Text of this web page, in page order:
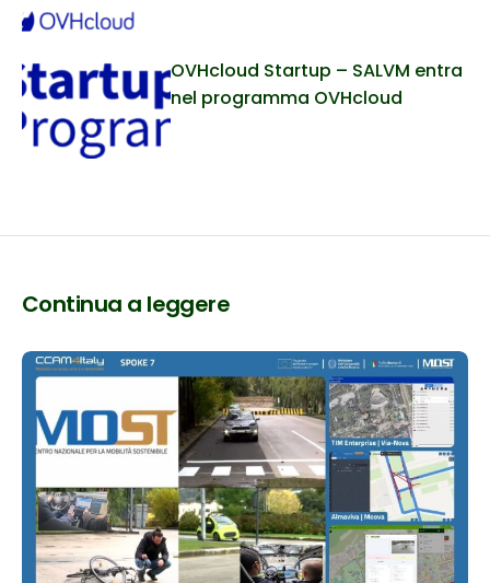
OVHcloud Startup – SALVM entra
nel programma OVHcloud
Continua a leggere